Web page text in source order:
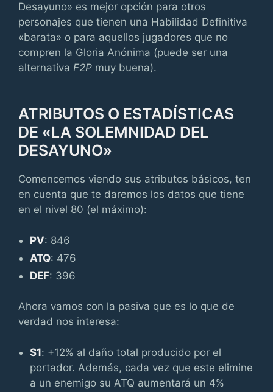
Desayuno» es mejor opción para otros
personajes que tienen una Habilidad Definitiva
«barata» o para aquellos jugadores que no
compren la Gloria Anónima (puede ser una
alternativa F2P muy buena).
ATRIBUTOS O ESTADÍSTICAS
DE «LA SOLEMNIDAD DEL
DESAYUNO»
Comencemos viendo sus atributos básicos, ten
en cuenta que te daremos los datos que tiene
en el nivel 80 (el máximo):
PV: 846
ATQ: 476
DEF: 396
Ahora vamos con la pasiva que es lo que de
verdad nos interesa:
S1: +12% al daño total producido por el
portador. Además, cada vez que este elimine
a un enemigo su ATQ aumentará un 4%